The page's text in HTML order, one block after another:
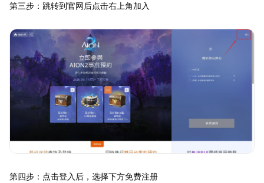
第三步：跳转到官网后点击右上角加入
第四步：点击登入后，选择下方免费注册